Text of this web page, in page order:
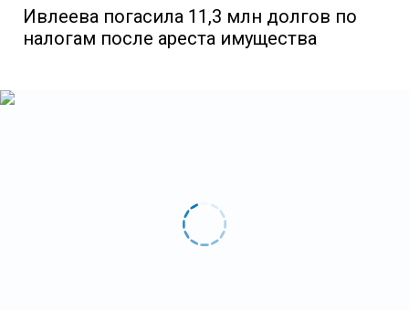
Ивлеева погасила 11,3 млн долгов по
налогам после ареста имущества